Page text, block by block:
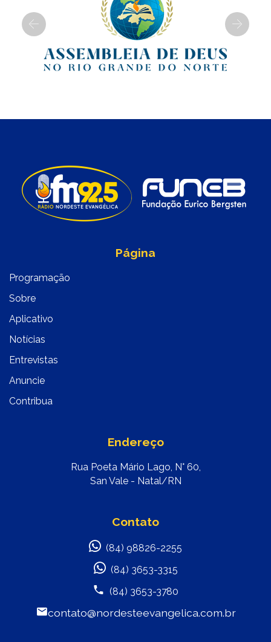
Previous Next
Página
Programação
Sobre
Aplicativo
Notícias
Entrevistas
Anuncie
Contribua
Endereço
Rua Poeta Mário Lago, N° 60,
San Vale - Natal/RN
Contato
(84) 98826-2255
(84) 3653-3315
(84) 3653-3780
contato@nordesteevangelica.com.br